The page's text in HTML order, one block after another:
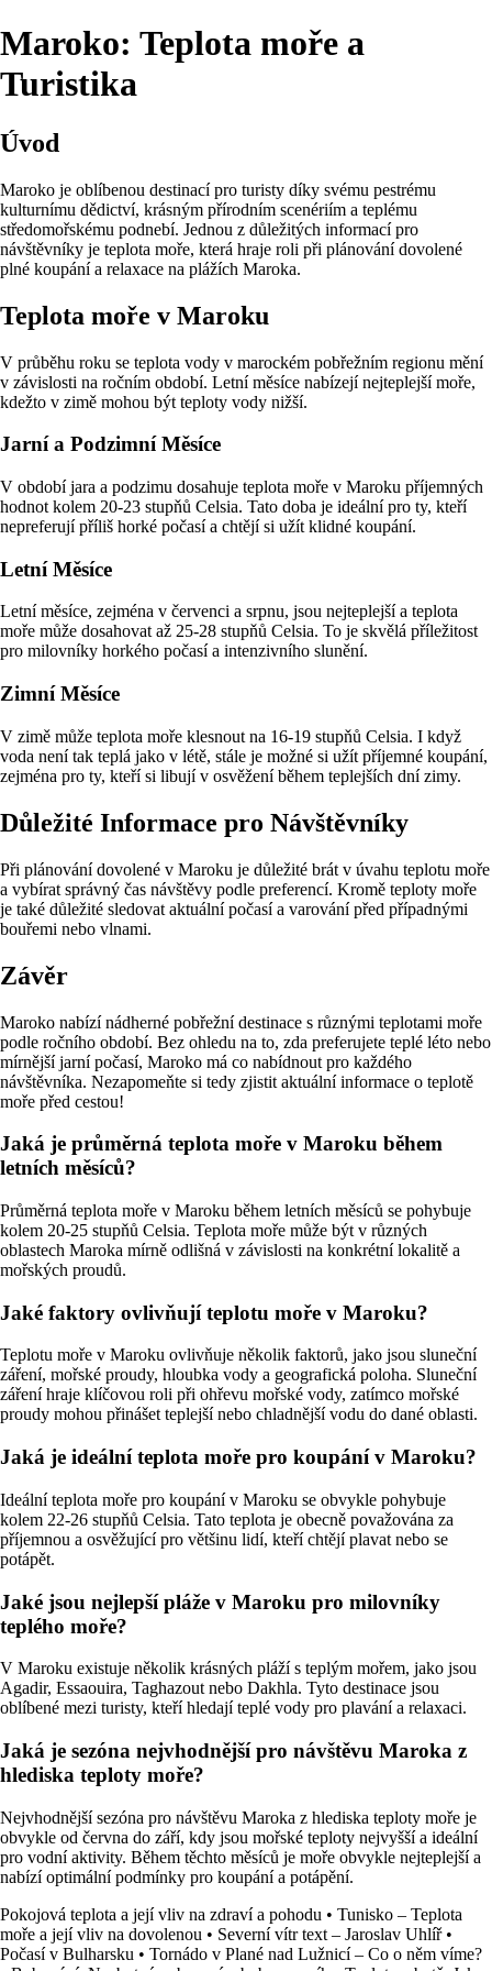
Maroko: Teplota moře a
Turistika
Úvod
Maroko je oblíbenou destinací pro turisty díky svému pestrému
kulturnímu dědictví, krásným přírodním scenériím a teplému
středomořskému podnebí. Jednou z důležitých informací pro
návštěvníky je teplota moře, která hraje roli při plánování dovolené
plné koupání a relaxace na plážích Maroka.
Teplota moře v Maroku
V průběhu roku se teplota vody v marockém pobřežním regionu mění
v závislosti na ročním období. Letní měsíce nabízejí nejteplejší moře,
kdežto v zimě mohou být teploty vody nižší.
Jarní a Podzimní Měsíce
V období jara a podzimu dosahuje teplota moře v Maroku příjemných
hodnot kolem 20-23 stupňů Celsia. Tato doba je ideální pro ty, kteří
nepreferují příliš horké počasí a chtějí si užít klidné koupání.
Letní Měsíce
Letní měsíce, zejména v červenci a srpnu, jsou nejteplejší a teplota
moře může dosahovat až 25-28 stupňů Celsia. To je skvělá příležitost
pro milovníky horkého počasí a intenzivního slunění.
Zimní Měsíce
V zimě může teplota moře klesnout na 16-19 stupňů Celsia. I když
voda není tak teplá jako v létě, stále je možné si užít příjemné koupání,
zejména pro ty, kteří si libují v osvěžení během teplejších dní zimy.
Důležité Informace pro Návštěvníky
Při plánování dovolené v Maroku je důležité brát v úvahu teplotu moře
a vybírat správný čas návštěvy podle preferencí. Kromě teploty moře
je také důležité sledovat aktuální počasí a varování před případnými
bouřemi nebo vlnami.
Závěr
Maroko nabízí nádherné pobřežní destinace s různými teplotami moře
podle ročního období. Bez ohledu na to, zda preferujete teplé léto nebo
mírnější jarní počasí, Maroko má co nabídnout pro každého
návštěvníka. Nezapomeňte si tedy zjistit aktuální informace o teplotě
moře před cestou!
Jaká je průměrná teplota moře v Maroku během
letních měsíců?
Průměrná teplota moře v Maroku během letních měsíců se pohybuje
kolem 20-25 stupňů Celsia. Teplota moře může být v různých
oblastech Maroka mírně odlišná v závislosti na konkrétní lokalitě a
mořských proudů.
Jaké faktory ovlivňují teplotu moře v Maroku?
Teplotu moře v Maroku ovlivňuje několik faktorů, jako jsou sluneční
záření, mořské proudy, hloubka vody a geografická poloha. Sluneční
záření hraje klíčovou roli při ohřevu mořské vody, zatímco mořské
proudy mohou přinášet teplejší nebo chladnější vodu do dané oblasti.
Jaká je ideální teplota moře pro koupání v Maroku?
Ideální teplota moře pro koupání v Maroku se obvykle pohybuje
kolem 22-26 stupňů Celsia. Tato teplota je obecně považována za
příjemnou a osvěžující pro většinu lidí, kteří chtějí plavat nebo se
potápět.
Jaké jsou nejlepší pláže v Maroku pro milovníky
teplého moře?
V Maroku existuje několik krásných pláží s teplým mořem, jako jsou
Agadir, Essaouira, Taghazout nebo Dakhla. Tyto destinace jsou
oblíbené mezi turisty, kteří hledají teplé vody pro plavání a relaxaci.
Jaká je sezóna nejvhodnější pro návštěvu Maroka z
hlediska teploty moře?
Nejvhodnější sezóna pro návštěvu Maroka z hlediska teploty moře je
obvykle od června do září, kdy jsou mořské teploty nejvyšší a ideální
pro vodní aktivity. Během těchto měsíců je moře obvykle nejteplejší a
nabízí optimální podmínky pro koupání a potápění.
Pokojová teplota a její vliv na zdraví a pohodu • Tunisko – Teplota
moře a její vliv na dovolenou • Severní vítr text – Jaroslav Uhlíř•
Počasí v Bulharsku • Tornádo v Plané nad Lužnicí – Co o něm víme?